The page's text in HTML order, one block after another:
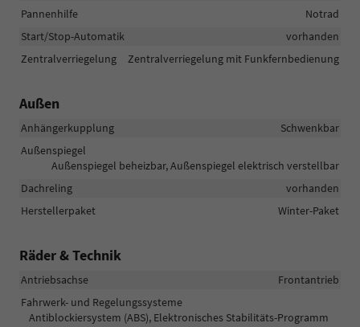
Pannenhilfe
Notrad
Start/Stop-Automatik
vorhanden
Zentralverriegelung
Zentralverriegelung mit Funkfernbedienung
Außen
Anhängerkupplung
Schwenkbar
Außenspiegel
Außenspiegel beheizbar, Außenspiegel elektrisch verstellbar
Dachreling
vorhanden
Herstellerpaket
Winter-Paket
Räder & Technik
Antriebsachse
Frontantrieb
Fahrwerk- und Regelungssysteme
Antiblockiersystem (ABS), Elektronisches Stabilitäts-Programm